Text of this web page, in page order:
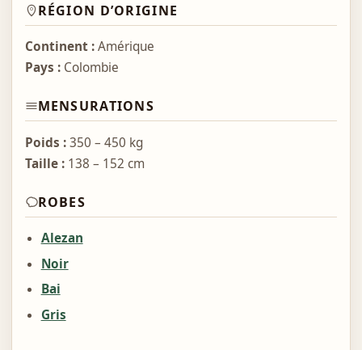
RÉGION D’ORIGINE
Continent :Amérique
Pays :Colombie
MENSURATIONS
Poids :350 – 450 kg
Taille :138 – 152 cm
ROBES
Alezan
Noir
Bai
Gris